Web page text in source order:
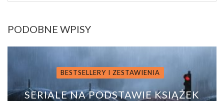
PODOBNE WPISY
BESTSELLERY I ZESTAWIENIA
SERIALE NA PODSTAWIE KSIĄŻEK